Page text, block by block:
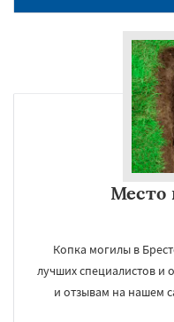
Место
Копка могилы в
лучших специалистов и
и отзывам на нашем